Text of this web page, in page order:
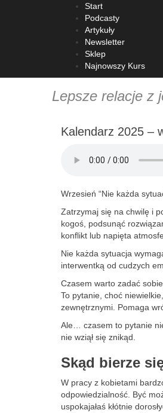
Start
Podcasty
Artykuły
Newsletter
Sklep
Najnowszy Kurs
Psycholog o
Lepsze relacje z
Kalendarz 2025 –
Wrzesień “Nie każda
Zatrzymaj się na chwilę i
kogoś, podsunąć
konflikt lub napięta
Nie każda sytuacja
interwentką od cudzych
Czasem warto zadać
To pytanie, choć
zewnętrznymi. Pomaga
Ale… czasem to pytanie
nie wziął się znikąd.
Skąd bierze
W pracy z kobietami
odpowiedzialność. Być
uspokajałaś kłótnie